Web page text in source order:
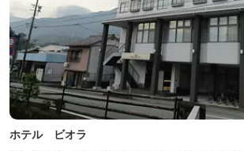
ホテル ビオラ